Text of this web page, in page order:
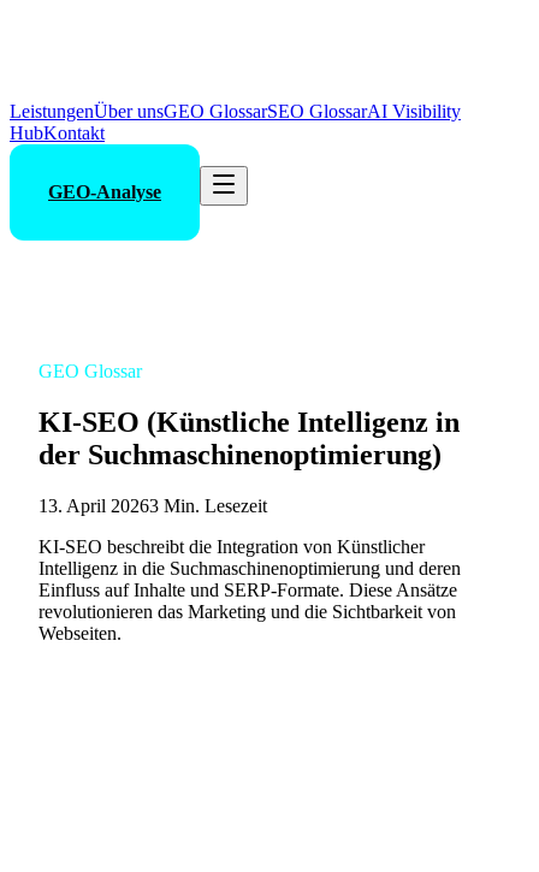
LeistungenÜber unsGEO GlossarSEO GlossarAI Visibility
HubKontakt
GEO-Analyse
GEO Glossar
KI-SEO (Künstliche Intelligenz in
der Suchmaschinenoptimierung)
13. April 20263 Min. Lesezeit
KI-SEO beschreibt die Integration von Künstlicher
Intelligenz in die Suchmaschinenoptimierung und deren
Einfluss auf Inhalte und SERP-Formate. Diese Ansätze
revolutionieren das Marketing und die Sichtbarkeit von
Webseiten.